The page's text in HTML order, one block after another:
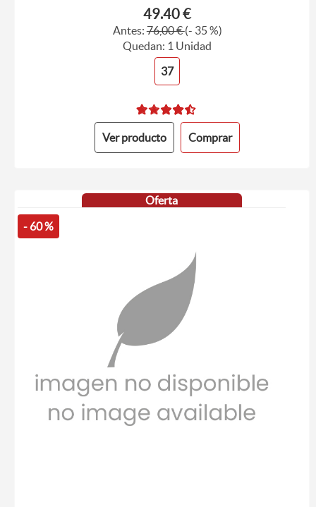
49.40 €
Antes:76,00 €(- 35 %)
Quedan: 1 Unidad
37
Ver producto Comprar
Oferta
- 60 %